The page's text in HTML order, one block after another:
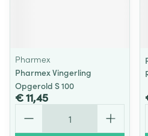
Pharmex
Pharmex Vingerling
Opgerold S 100
€ 11,45